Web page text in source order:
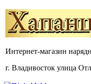
Интернет-магазин
г. Владивосток улица